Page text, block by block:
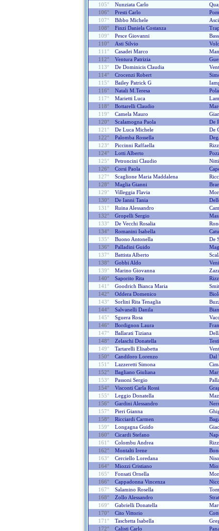
105°
Nunziata Carlo
106°
Presti Carlo
107°
Bibbo Michele
108°
Finzi Daniela Costanza
109°
Pesce Giovanni
110°
Asti Silvio
111°
Casadei Marco
112°
Ventura Patrizia
113°
De Dominicis Claudia
114°
Crocenzi Robert
115°
Bailey Patrick G
116°
Natali M.teresa
117°
Marietti Luca
118°
Bottarelli Claudio
119°
Camela Mauro
120°
Scalamogna Paola
De
121°
De Luca Michele
De
122°
Palomba Rossella
123°
Piccinni Raffaella
124°
Lotti Alberto
125°
Petroncini Claudio
Nitti
126°
Corsi Paola
127°
Scaglione Maria Maddalena
128°
Maglia Gianni
129°
Villeggia Flavia
130°
De Ianni Tania
131°
Ruina Alessandro
132°
Gropelli Sergio
133°
De Vecchi Rosalia
134°
Romanini Isabella
135°
Buono Antonella
De
136°
Palladini Guido
137°
Battista Alberto
138°
Gobbi Aldo
139°
Marino Giovanna
140°
Saporito Rita
141°
Goodrich Bianca Maria
142°
Oddera Domenico
143°
Sorlini Rita Tenaglia
144°
Salvanelli Danila
145°
Sguera Rosa
146°
Bordignon Laura
147°
Ballarati Tiziana
148°
Zelaschi Donatella
149°
Tartarelli Elisabetta
150°
Candiloro Lorenzo
Dal
151°
Lazzeretti Simona
152°
Bagliano Giuliana
153°
Passoni Sergio
154°
Visconti Carla Rossi
155°
Leggio Donatella
156°
Gardini Alessandro
157°
Pieri Gianna
158°
Ricciardi Carmen
159°
Longagna Guido
160°
Cicardi Stefano
161°
Colombu Andrea
162°
Montalti Irene
163°
Cerciello Loredana
164°
Miozzi Cristiano
165°
Fonsati Ornella
166°
Cappadonna Vincenza
167°
Salamino Rosella
168°
Zollo Alessandro
169°
Gabrielli Donatella
170°
Cito Vittorio
171°
Taschetta Isabella
172°
Calisti Carlo